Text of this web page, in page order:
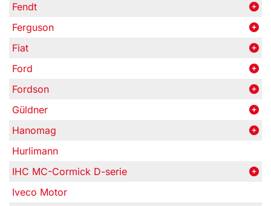
Fendt
Ferguson
Fiat
Ford
Fordson
Güldner
Hanomag
Hurlimann
IHC MC-Cormick D-serie
Iveco Motor